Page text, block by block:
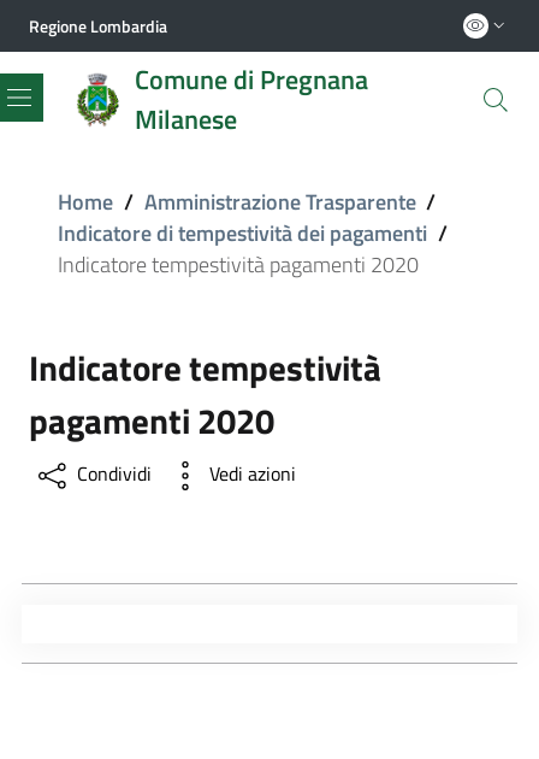
Regione Lombardia
Comune di Pregnana
Milanese
Menu
Home / Amministrazione Trasparente /
Indicatore di tempestività dei pagamenti /
Indicatore tempestività pagamenti 2020
Indicatore tempestività
pagamenti 2020
Condividi Vedi azioni